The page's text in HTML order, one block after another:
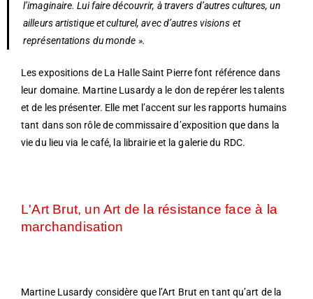
l’imaginaire. Lui faire découvrir, à travers d’autres cultures, un
ailleurs artistique et culturel, avec d’autres visions et
représentations du monde ».
Les expositions de La Halle Saint Pierre font référence dans
leur domaine. Martine Lusardy a le don de repérer les talents
et de les présenter. Elle met l’accent sur les rapports humains
tant dans son rôle de commissaire d’exposition que dans la
vie du lieu via le café, la librairie et la galerie du RDC.
L'Art Brut, un Art de la résistance face à la
marchandisation
Martine Lusardy considère que l’Art Brut en tant qu’art de la